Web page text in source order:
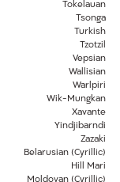
Tokelauan
Tsonga
Turkish
Tzotzil
Vepsian
Wallisian
Warlpiri
Wik-Mungkan
Xavante
Yindjibarndi
Zazaki
Belarusian (Cyrillic)
Hill Mari
Moldovan (Cyrillic)